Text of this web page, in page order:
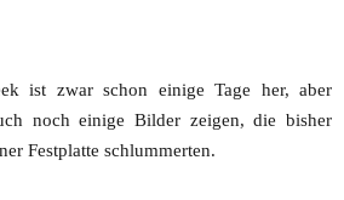
ist zwar schon einige Tage her, aber
noch einige Bilder zeigen, die bisher
Festplatte schlummerten.